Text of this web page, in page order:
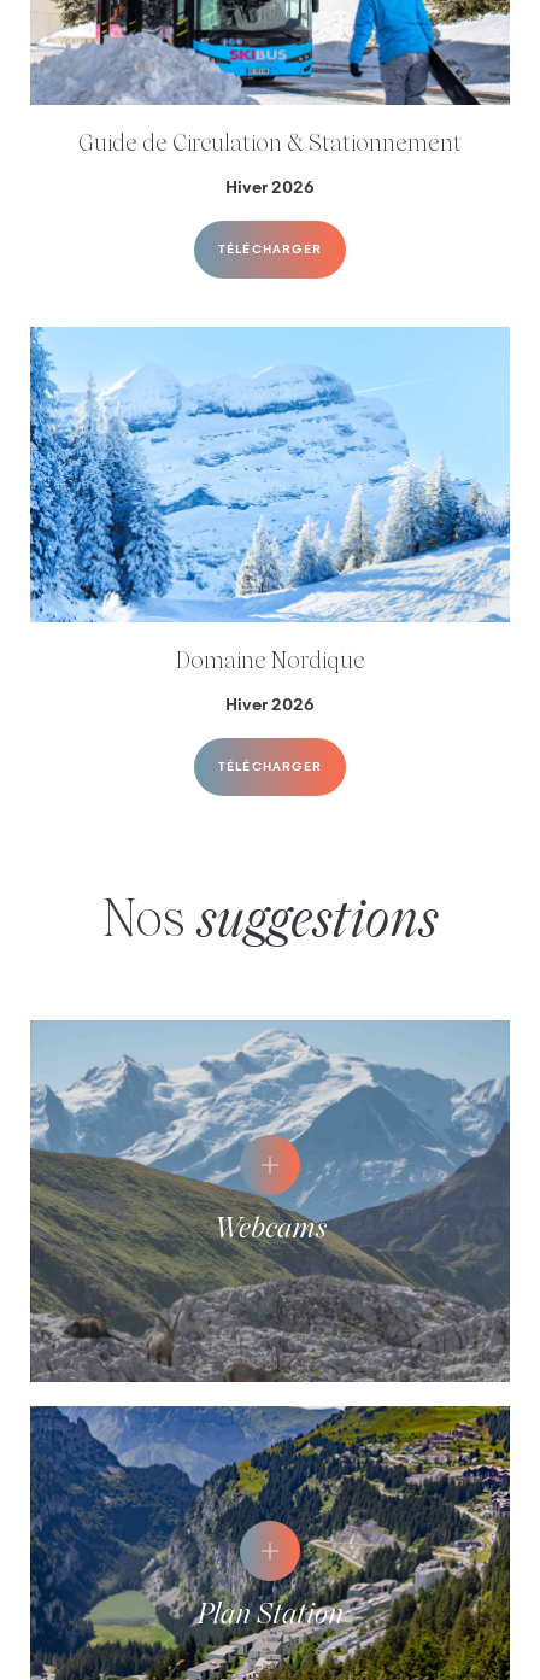
Guide de Circulation & Stationnement
Hiver 2026
TÉLÉCHARGER
Domaine Nordique
Hiver 2026
TÉLÉCHARGER
Nos suggestions
Webcams
Plan Station